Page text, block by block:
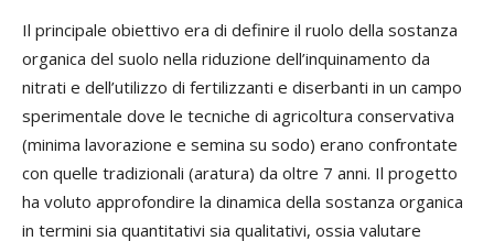
Il principale obiettivo era di definire il ruolo della sostanza
organica del suolo nella riduzione dell’inquinamento da
nitrati e dell’utilizzo di fertilizzanti e diserbanti in un campo
sperimentale dove le tecniche di agricoltura conservativa
(minima lavorazione e semina su sodo) erano confrontate
con quelle tradizionali (aratura) da oltre 7 anni. Il progetto
ha voluto approfondire la dinamica della sostanza organica
in termini sia quantitativi sia qualitativi, ossia valutare